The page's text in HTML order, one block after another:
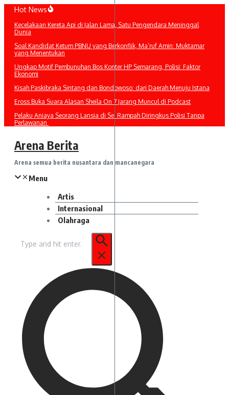
Lewati
konten
Hot News
Kecelakaan Kereta Api di Jalan Lama, Satu Pengendara Meninggal
Dunia
Soal Kandidat Ketum PBNU yang Berkonflik, Ma’ruf Amin: Muktamar
yang Menentukan
Ungkap Motif Pembunuhan Bos Konter HP Semarang, Polisi: Faktor
Ekonomi
Kisah Paskibraka Sintang dan Bondowoso: dari Daerah Menuju Istana
Eross Buka Suara Alasan Sheila On 7 Jarang Muncul di Podcast
Pelaku Aniaya Seorang Lansia di Sei Rampah Diringkus Polisi Tanpa
Perlawanan
Arena Berita
Arena semua berita nusantara dan mancanegara
Menu
Artis
Internasional
Olahraga
untuk: